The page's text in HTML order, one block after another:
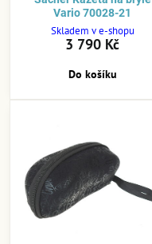
Vario 70028-21
Skladem v e-shopu
3 790 Kč
Do košíku